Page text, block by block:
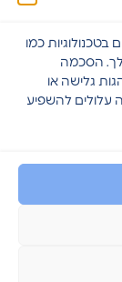
כמו
הסכמה
גלישה או
עלולים להשפיע
17:30
יום שלישי:
8:30 עד
8:30-17:30
8:30-17:30